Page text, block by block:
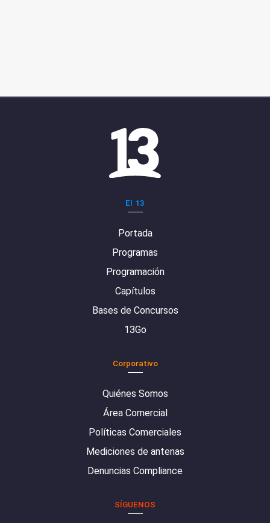
El 13
Portada
Programas
Programación
Capítulos
Bases de Concursos
13Go
Corporativo
Quiénes Somos
Área Comercial
Políticas Comerciales
Mediciones de antenas
Denuncias Compliance
SÍGUENOS